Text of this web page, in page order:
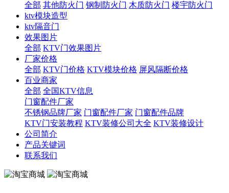
全部 其他防火门 钢制防火门 木质防火门 楼宇防火门
ktv模块造型
ktv隔音门
效果图片
全部 KTV门效果图片
厂家价格
全部 KTV门价格 KTV模块价格 屏风隔断价格
百业商家
全部 全国KTV信息
门窗配件厂家
不锈钢品牌厂家 门窗配件厂家 门窗配件品牌
KTV门安装教程 KTV装修公司大全 KTV装修设计
公司简介
产品关键词
联系我们